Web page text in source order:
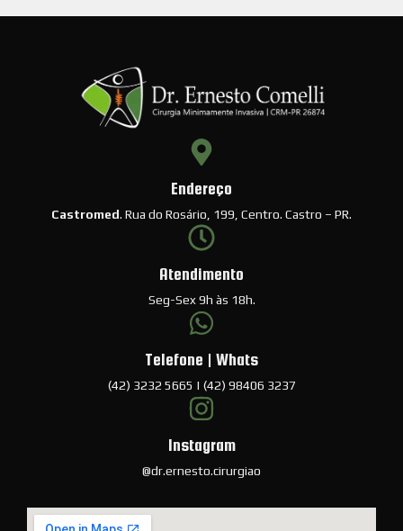
Endereço
Castromed. Rua do Rosário, 199, Centro. Castro – PR.
Atendimento
Seg-Sex 9h às 18h.
Telefone | Whats
(42) 3232 5665 | (42) 98406 3237
Instagram
@dr.ernesto.cirurgiao